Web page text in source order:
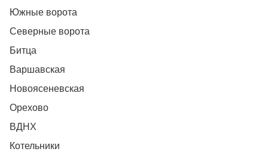
Южные ворота
Северные ворота
Битца
Варшавская
Новоясеневская
Орехово
ВДНХ
Котельники